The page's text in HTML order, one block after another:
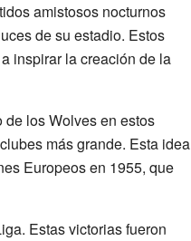
amistosos nocturnos
de su estadio. Estos
inspirar la creación de la
los Wolves en estos
más grande. Esta idea
Europeos en 1955, que
Estas victorias fueron